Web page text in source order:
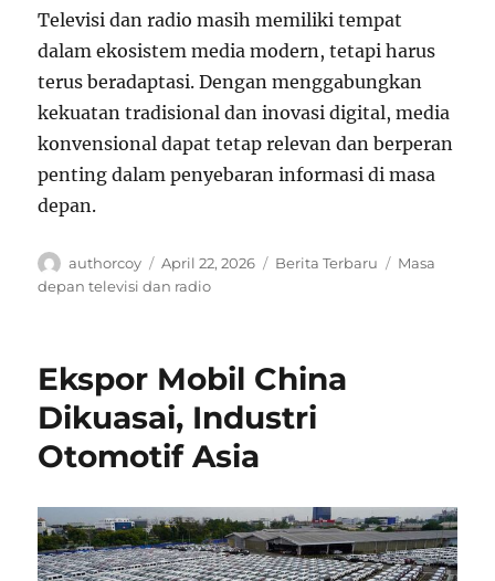
Televisi dan radio masih memiliki tempat
dalam ekosistem media modern, tetapi harus
terus beradaptasi. Dengan menggabungkan
kekuatan tradisional dan inovasi digital, media
konvensional dapat tetap relevan dan berperan
penting dalam penyebaran informasi di masa
depan.
Author
authorcoy
Posted
on
April 22, 2026 Categories
Berita Terbaru Tags
Masa
depan televisi dan radio
Ekspor Mobil China
Dikuasai, Industri
Otomotif Asia